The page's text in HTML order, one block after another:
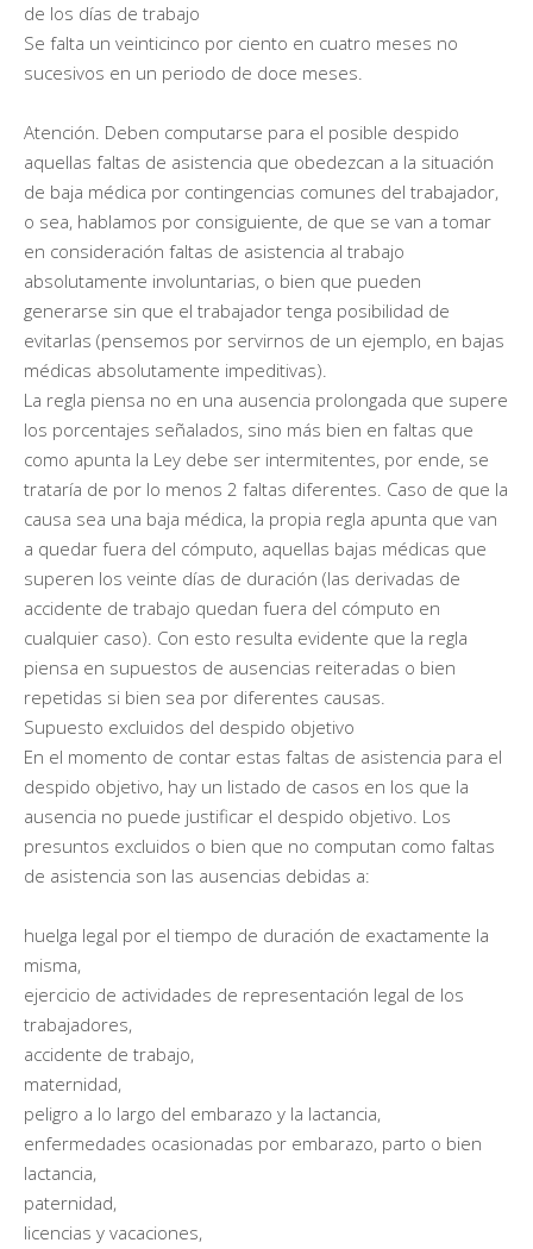
de los días de trabajo
Se falta un veinticinco por ciento en cuatro meses no
sucesivos en un periodo de doce meses.
Atención. Deben computarse para el posible despido
aquellas faltas de asistencia que obedezcan a la situación
de baja médica por contingencias comunes del trabajador,
o sea, hablamos por consiguiente, de que se van a tomar
en consideración faltas de asistencia al trabajo
absolutamente involuntarias, o bien que pueden
generarse sin que el trabajador tenga posibilidad de
evitarlas (pensemos por servirnos de un ejemplo, en bajas
médicas absolutamente impeditivas).
La regla piensa no en una ausencia prolongada que supere
los porcentajes señalados, sino más bien en faltas que
como apunta la Ley debe ser intermitentes, por ende, se
trataría de por lo menos 2 faltas diferentes. Caso de que la
causa sea una baja médica, la propia regla apunta que van
a quedar fuera del cómputo, aquellas bajas médicas que
superen los veinte días de duración (las derivadas de
accidente de trabajo quedan fuera del cómputo en
cualquier caso). Con esto resulta evidente que la regla
piensa en supuestos de ausencias reiteradas o bien
repetidas si bien sea por diferentes causas.
Supuesto excluidos del despido objetivo
En el momento de contar estas faltas de asistencia para el
despido objetivo, hay un listado de casos en los que la
ausencia no puede justificar el despido objetivo. Los
presuntos excluidos o bien que no computan como faltas
de asistencia son las ausencias debidas a:
huelga legal por el tiempo de duración de exactamente la
misma,
ejercicio de actividades de representación legal de los
trabajadores,
accidente de trabajo,
maternidad,
peligro a lo largo del embarazo y la lactancia,
enfermedades ocasionadas por embarazo, parto o bien
lactancia,
paternidad,
licencias y vacaciones,